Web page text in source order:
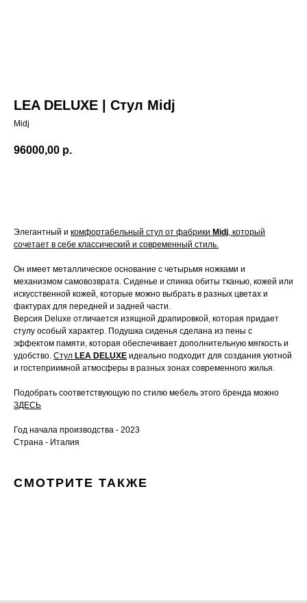
LEA DELUXE | Стул Midj
Midj
96000,00 р.
Элегантный и комфортабельный стул от фабрики Midj, который
сочетает в себе классический и современный стиль.
Он имеет металлическое основание с четырьмя ножками и
механизмом самовозврата. Сиденье и спинка обиты тканью, кожей или
искусственной кожей, которые можно выбрать в разных цветах и
фактурах для передней и задней части.
Версия Deluxe отличается изящной драпировкой, которая придает
стулу особый характер. Подушка сиденья сделана из пены с
эффектом памяти, которая обеспечивает дополнительную мягкость и
удобство. Стул LEA DELUXE идеально подходит для создания уютной
и гостеприимной атмосферы в разных зонах современного жилья.
Подобрать соответствующую по стилю мебель этого бренда можно
ЗДЕСЬ
Год начала производства - 2023
Страна - Италия
СМОТРИТЕ ТАКЖЕ